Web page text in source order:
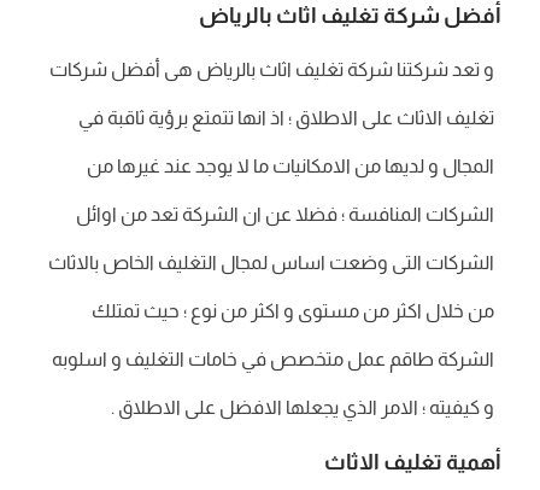
أفضل شركة تغليف اثاث بالرياض
و تعد شركتنا شركة تغليف اثاث بالرياض هى أفضل شركات
تغليف الاثاث على الاطلاق ؛ اذ انها تتمتع برؤية ثاقبة في
المجال و لديها من الامكانيات ما لا يوجد عند غيرها من
الشركات المنافسة ؛ فضلا عن ان الشركة تعد من اوائل
الشركات التى وضعت اساس لمجال التغليف الخاص بالاثاث
من خلال اكثر من مستوى و اكثر من نوع ؛ حيث تمتلك
الشركة طاقم عمل متخصص في خامات التغليف و اسلوبه
و كيفيته ؛ الامر الذي يجعلها الافضل على الاطلاق .
أهمية تغليف الاثاث